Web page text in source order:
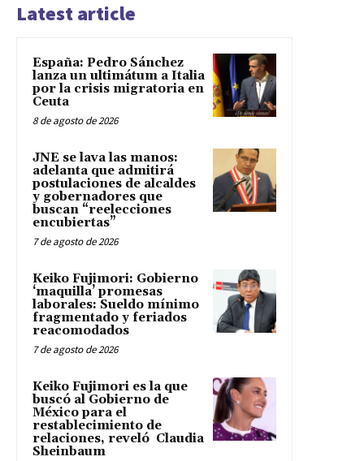
Latest article
España: Pedro Sánchez
lanza un ultimátum a Italia
por la crisis migratoria en
Ceuta
8 de agosto de 2026
JNE se lava las manos:
adelanta que admitirá
postulaciones de alcaldes
y gobernadores que
buscan “reelecciones
encubiertas”
7 de agosto de 2026
Keiko Fujimori: Gobierno
‘maquilla’ promesas
laborales: Sueldo mínimo
fragmentado y feriados
reacomodados
7 de agosto de 2026
Keiko Fujimori es la que
buscó al Gobierno de
México para el
restablecimiento de
relaciones, reveló Claudia
Sheinbaum